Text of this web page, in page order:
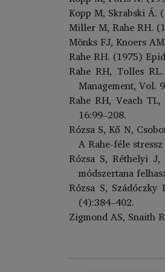
Kopp M, Skrabski Á.
Miller M, Rahe RH.
Mönks FJ, Knoers
Rahe RH. (1975)
Rahe RH, Tolles
Management, Vol.
Rahe RH, Veach
16:99–208.
Rózsa S, Kő N,
A Rahe-féle
Rózsa S, Réthelyi
módszertana
Rózsa S,
(4):384–402.
Zigmond AS, Snaith